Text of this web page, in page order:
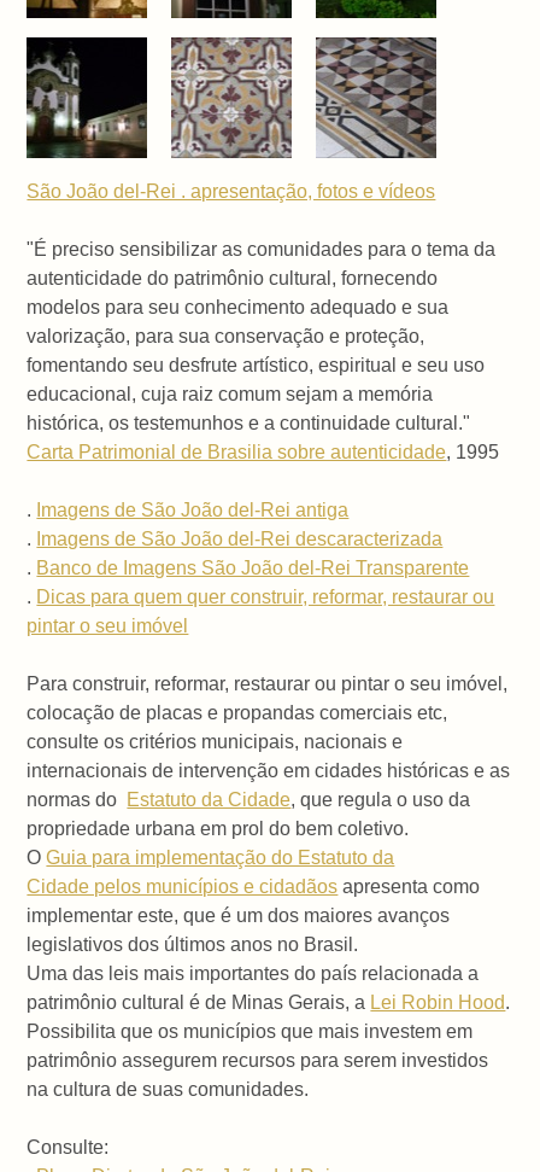
São João del-Rei . apresentação, fotos e vídeos
"É preciso sensibilizar as comunidades para o tema da
autenticidade do patrimônio cultural, fornecendo
modelos para seu conhecimento adequado e sua
valorização, para sua conservação e proteção,
fomentando seu desfrute artístico, espiritual e seu uso
educacional, cuja raiz comum sejam a memória
histórica, os testemunhos e a continuidade cultural."
Carta Patrimonial de Brasilia sobre autenticidade, 1995
. Imagens de São João del-Rei antiga
. Imagens de São João del-Rei descaracterizada
. Banco de Imagens São João del-Rei Transparente
. Dicas para quem quer construir, reformar, restaurar ou
pintar o seu imóvel
Para construir, reformar, restaurar ou pintar o seu imóvel,
colocação de placas e propandas comerciais etc,
consulte os critérios municipais, nacionais e
internacionais de intervenção em cidades históricas e as
normas do Estatuto da Cidade, que regula o uso da
propriedade urbana em prol do bem coletivo.
OGuia para implementação do Estatuto da
Cidade pelos municípios e cidadãos apresenta como
implementar este, que é um dos maiores avanços
legislativos dos últimos anos no Brasil.
Uma das leis mais importantes do país relacionada a
patrimônio cultural é de Minas Gerais, a Lei Robin Hood.
Possibilita que os municípios que mais investem em
patrimônio assegurem recursos para serem investidos
na cultura de suas comunidades.
Consulte: